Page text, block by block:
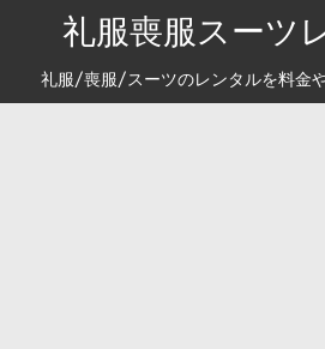
礼服喪服スーツ
礼服/喪服/スーツのレンタルを料金